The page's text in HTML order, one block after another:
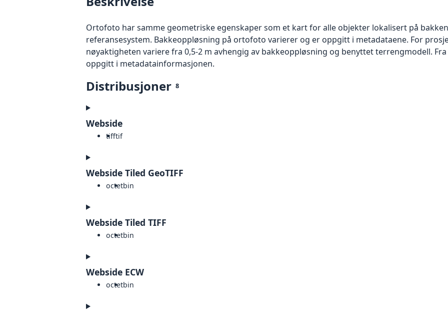
Ortofoto har samme geometriske egenskaper som et kart for alle objekter lokalisert på
referansesystem. Bakkeoppløsning på ortofoto varierer og er oppgitt i metadataene. For
nøyaktigheten variere fra 0,5-2 m avhengig av bakkeoppløsning og benyttet terrengmodell.
oppgitt i metadatainformasjonen.
Distribusjoner 8
Webside
tifftif
Webside Tiled GeoTIFF
octetbin
Webside Tiled TIFF
octetbin
Webside ECW
octetbin